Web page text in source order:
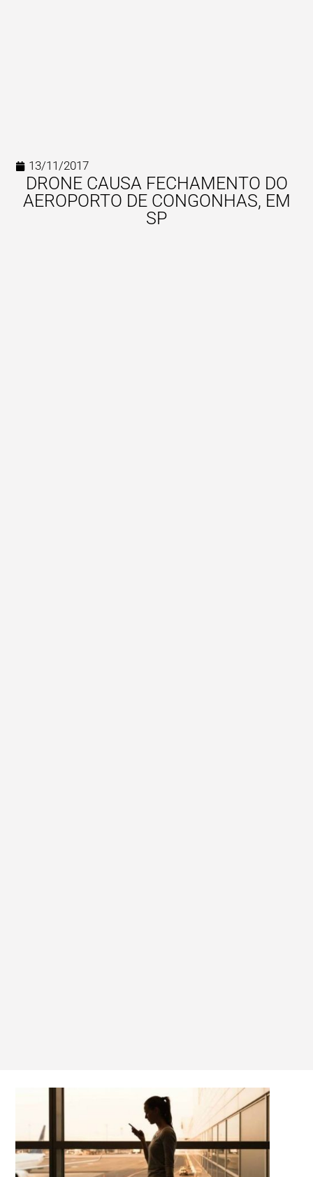
13/11/2017
DRONE CAUSA FECHAMENTO DO
AEROPORTO DE CONGONHAS, EM
SP